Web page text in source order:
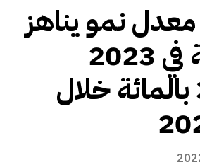
نمو يناهز
2،5 بالمائة في 2023
و2024 و3 بالمائة خلال